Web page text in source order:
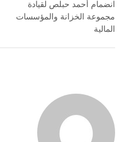
انضمام أحمد حبلص لقيادة
مجموعة الخزانة والمؤسسات
المالية